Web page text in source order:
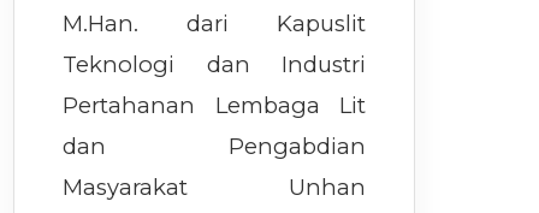
M.Han. dari Kapuslit
Teknologi dan Industri
Pertahanan Lembaga Lit
dan Pengabdian
Masyarakat Unhan